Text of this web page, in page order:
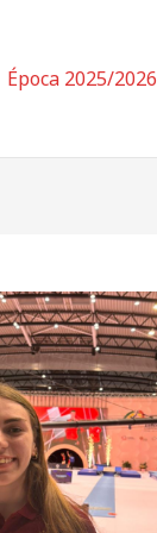
Época 2025/2026